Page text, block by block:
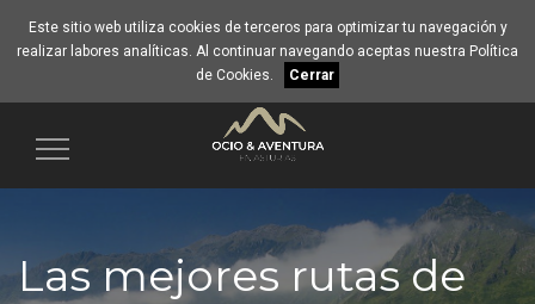
Navegación
Este sitio web utiliza cookies de terceros para optimizar tu navegación y
realizar labores analíticas. Al continuar navegando aceptas nuestra Política
de Cookies. Cerrar
Las mejores rutas de